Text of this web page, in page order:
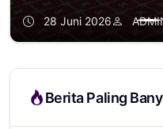
28 Juni 2026
Berita Paling